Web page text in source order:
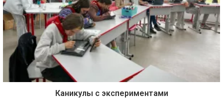
Каникулы с экспериментами